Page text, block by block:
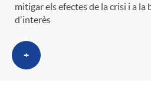
mitigar els efectes de la crisi i a la
d'interès
+